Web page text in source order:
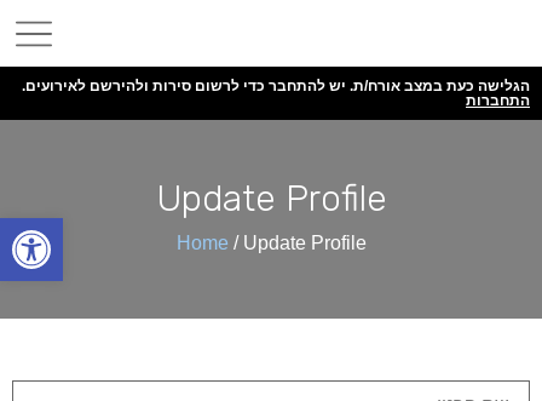
הגלישה כעת במצב אורח/ת. יש להתחבר כדי לרשום סירות ולהירשם לאירועים.
התחברות
Update Profile
Home / Update Profile